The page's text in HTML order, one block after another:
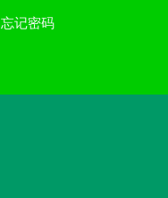
忘记密码